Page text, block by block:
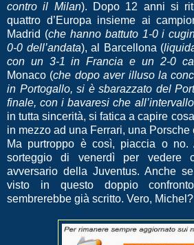
contro il Milan). Dopo 12 anni si
quattro d’Europa insieme ai
Madrid (che hanno battuto 1-0 i
0-0 dell’andata), al Barcellona (
con un 3-1 in Francia e un 2-0
Monaco (che dopo aver illuso la
in Portogallo, si è sbarazzato del
finale, con i bavaresi che
in tutta sincerità, si fatica a capire
in mezzo ad una Ferrari, una Porsche
Ma purtroppo è così, piaccia o no.
sorteggio di venerdì per vedere
avversario della Juventus. Anche
visto in questo doppio
sembrerebbe già scritto. Vero, Michel?